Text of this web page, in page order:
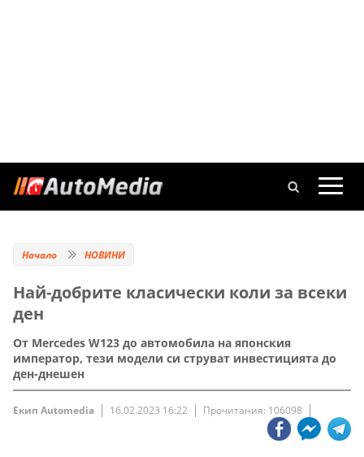
Начало НОВИНИ
Най-добрите класически коли за всеки
ден
От Mercedes W123 до автомобила на японския
император, тези модели си струват инвестицията до
ден-днешен
Екип Automedia 16.02.2023 16:22 Прочитания: 106098